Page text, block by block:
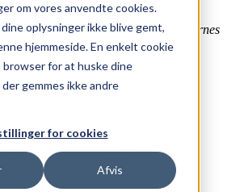
om vores anvendte cookies.
oplysninger ikke blive gemt,
hjemmeside. En enkelt cookie
browser for at huske dine
gemmes ikke andre
for cookies
Afvis
til teamudvikling (…og…)
mellem teori og øvelser, undervisernes
og kærlighed i rummet og blandt
14, 1651 København (Møde- og
på 5. sal)